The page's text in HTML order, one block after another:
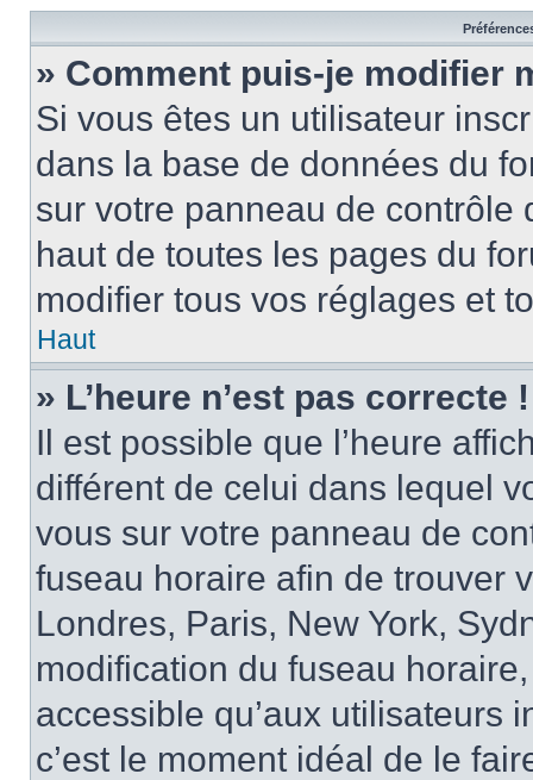
» Comment puis-je modifier
Si vous êtes un utilisateur
dans la base de données du
sur votre panneau de contrôle
haut de toutes les pages du
modifier tous vos réglages et
Haut
» L’heure n’est pas correcte !
Il est possible que l’heure
différent de celui dans lequel
vous sur votre panneau de
fuseau horaire afin de trouver
Londres, Paris, New York,
modification du fuseau
accessible qu’aux utilisateurs
c’est le moment idéal de le